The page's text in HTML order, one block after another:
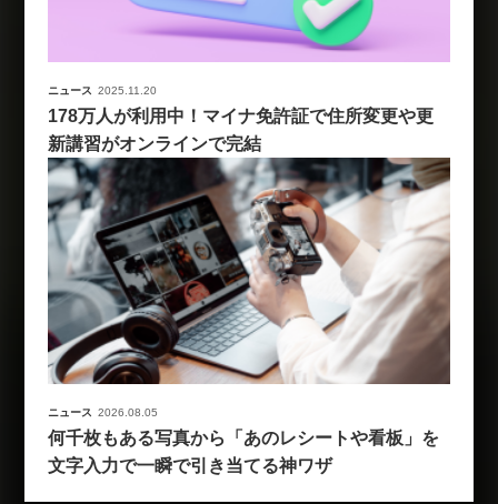
ニュース 2025.11.20
178万人が利用中！マイナ免許証で住所変更や更
新講習がオンラインで完結
ニュース 2026.08.05
何千枚もある写真から「あのレシートや看板」を
文字入力で一瞬で引き当てる神ワザ